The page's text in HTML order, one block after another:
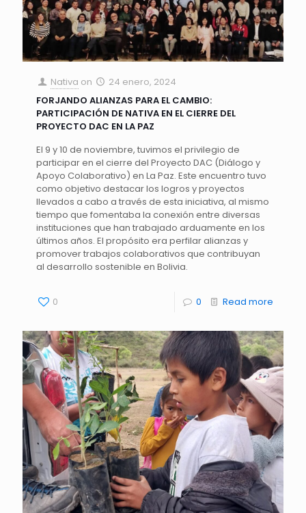
Nativa on
24 enero, 2024
FORJANDO ALIANZAS PARA EL CAMBIO:
PARTICIPACIÓN DE NATIVA EN EL CIERRE DEL
PROYECTO DAC EN LA PAZ
El 9 y 10 de noviembre, tuvimos el privilegio de
participar en el cierre del Proyecto DAC (Diálogo y
Apoyo Colaborativo) en La Paz. Este encuentro tuvo
como objetivo destacar los logros y proyectos
llevados a cabo a través de esta iniciativa, al mismo
tiempo que fomentaba la conexión entre diversas
instituciones que han trabajado arduamente en los
últimos años. El propósito era perfilar alianzas y
promover trabajos colaborativos que contribuyan
al desarrollo sostenible en Bolivia.
0 0 Read more